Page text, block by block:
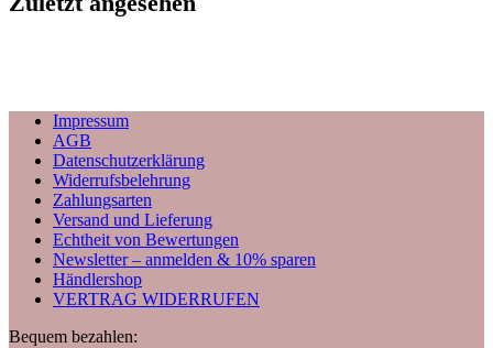
Impressum
AGB
Datenschutzerklärung
Widerrufsbelehrung
Zahlungsarten
Versand und Lieferung
Echtheit von Bewertungen
Newsletter – anmelden & 10% sparen
Händlershop
VERTRAG WIDERRUFEN
Bequem bezahlen: